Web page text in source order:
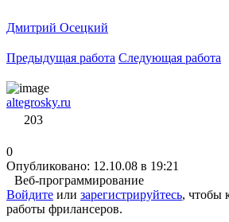
Дмитрий Осецкий
Предыдущая работа Следующая работа
altegrosky.ru
203
0
Опубликовано: 12.10.08 в 19:21
Веб-программирование
Войдите или зарегистрируйтесь, чтобы
работы фрилансеров.